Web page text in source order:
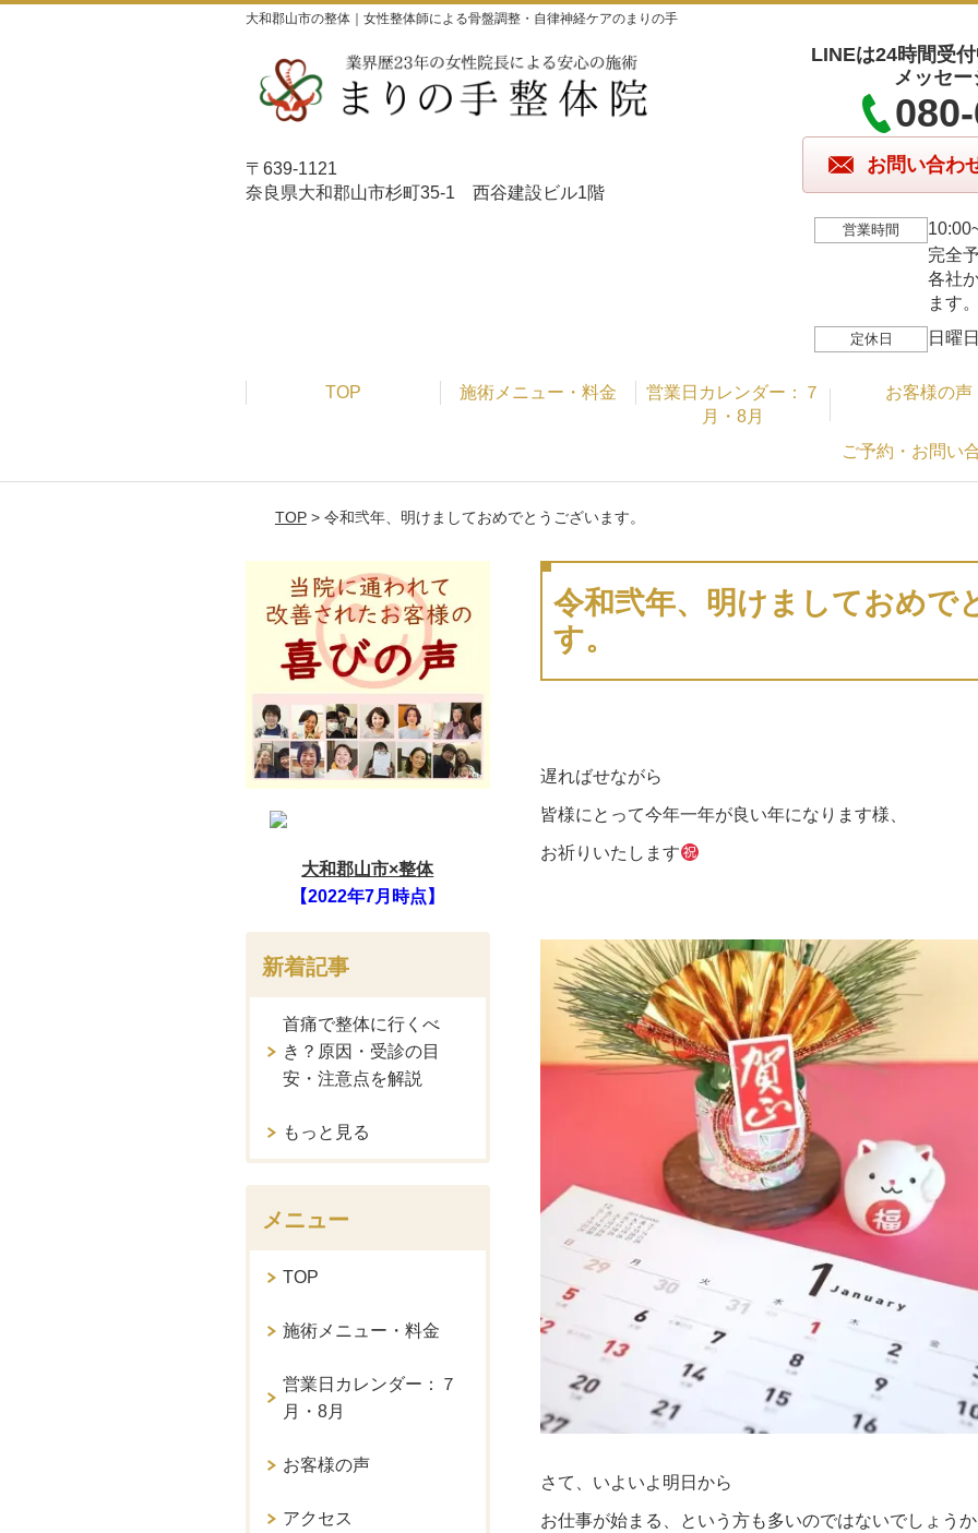
大和郡山市の整体｜女性整体師による骨盤調整・自律神経ケアのまりの手
〒639-1121
奈良県大和郡山市杉町35-1 西谷建設ビル1階
LINEは24時間受
メッセ
お問い合わ
営業時間
完全
各社
ます。
定休日 日曜
TOP 施術メニュー・料金
営業日カレンダー：７
月・8月
お客様の声
ご予約・お問い
TOP> 令和弐年、明けましておめでとうございます。
令和弐年、明けましておめで
す。
遅ればせながら
皆様にとって今年一年が良い年になります様、
お祈りいたします
さて、いよいよ明日から
お仕事が始まる、という方も多いのではないでしょうか
大和郡山市×整体
【2022年7月時点】
新着記事
首痛で整体に行くべ
き？原因・受診の目
安・注意点を解説
もっと見る
メニュー
TOP
施術メニュー・料金
営業日カレンダー：７
月・8月
お客様の声
アクセス